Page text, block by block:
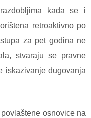
kada se i
retroaktivno po
za pet godina ne
stvaraju se pravne
iskazivanje dugovanja
osnovice na